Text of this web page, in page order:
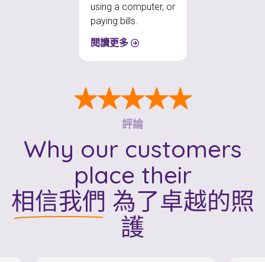
using a computer, or
paying bills.
閱讀更多
★★★★★
評論
Why our customers
place their
相信我們 為了卓越的照
護